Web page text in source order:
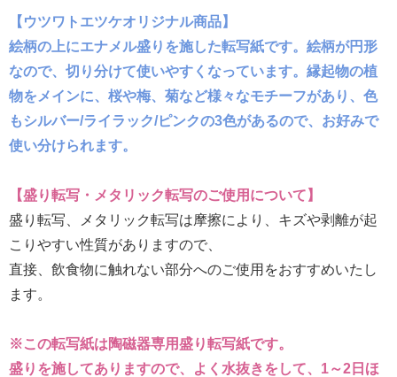
【ウツワトエツケオリジナル商品】
絵柄の上にエナメル盛りを施した転写紙です。絵柄が円形
なので、切り分けて使いやすくなっています。縁起物の植
物をメインに、桜や梅、菊など様々なモチーフがあり、色
もシルバー/ライラック/ピンクの3色があるので、お好みで
使い分けられます。
【盛り転写・メタリック転写のご使用について】
盛り転写、メタリック転写は摩擦により、キズや剥離が起
こりやすい性質がありますので、
直接、飲食物に触れない部分へのご使用をおすすめいたし
ます。
※この転写紙は陶磁器専用盛り転写紙です。
盛りを施してありますので、よく水抜きをして、1～2日ほ